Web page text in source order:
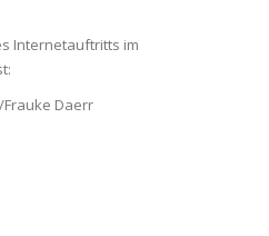
Internetauftritts im
Daerr